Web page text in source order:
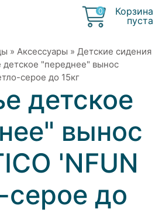
0
Корзина
пуста
» Аксессуары » Детские сидения
детское "переднее" вынос
серое до 15кг
детское
вынос
'NFUN
серое до